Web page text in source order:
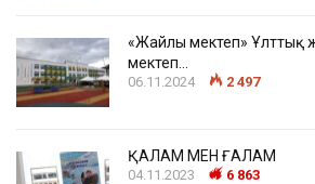
«Жайлы мектеп» Ұлттық
мектеп…
06.11.2024 2 497
ҚАЛАМ МЕН ҒАЛАМ
04.11.2023 6 863